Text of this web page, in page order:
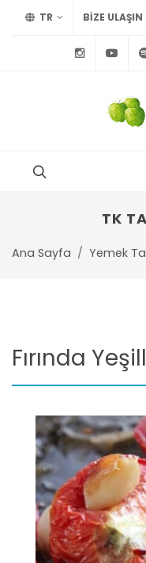
TR BİZE ULAŞIN
TK
Ana Sayfa Yemek
Fırında